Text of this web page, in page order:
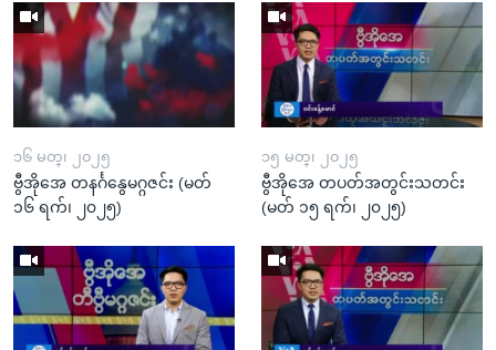
၁၆ မတ္၊ ၂၀၂၅
ဗွီအိုအေ တနင်္ဂနွေမဂ္ဂဇင်း (မတ်
၁၆ ရက်၊ ၂၀၂၅)
၁၅ မတ္၊ ၂၀၂၅
ဗွီအိုအေ တပတ်အတွင်းသတင်း
(မတ် ၁၅ ရက်၊ ၂၀၂၅)